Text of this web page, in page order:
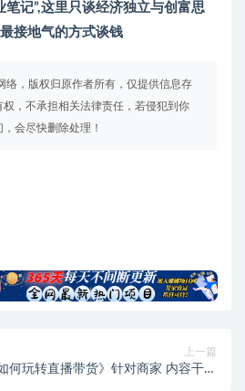
笔记”,这里只谈经济独立与创富思
接地气的方式谈钱
络，版权归原作者所有，仅提供信息存
，不承担相关法律责任，若侵犯到你
会尽快删除处理！
上一篇
何玩转直播带货》针对商家 内容干货